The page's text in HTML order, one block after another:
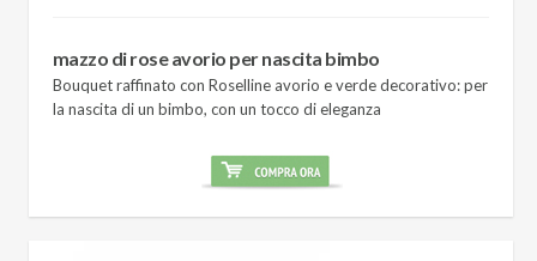
mazzo di rose avorio per nascita bimbo
Bouquet raffinato con Roselline avorio e verde decorativo: per
la nascita di un bimbo, con un tocco di eleganza